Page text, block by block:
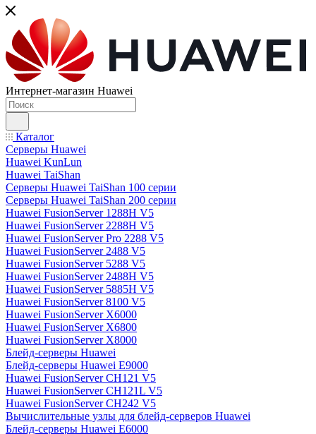
Интернет-магазин Huawei
Каталог
Серверы Huawei
Huawei KunLun
Huawei TaiShan
Серверы Huawei TaiShan 100 серии
Серверы Huawei TaiShan 200 серии
Huawei FusionServer 1288H V5
Huawei FusionServer 2288H V5
Huawei FusionServer Pro 2288 V5
Huawei FusionServer 2488 V5
Huawei FusionServer 5288 V5
Huawei FusionServer 2488H V5
Huawei FusionServer 5885H V5
Huawei FusionServer 8100 V5
Huawei FusionServer X6000
Huawei FusionServer X6800
Huawei FusionServer X8000
Блейд-серверы Huawei
Блейд-серверы Huawei E9000
Huawei FusionServer CH121 V5
Huawei FusionServer CH121L V5
Huawei FusionServer CH242 V5
Вычислительные узлы для блейд-серверов Huawei
Блейд-серверы Huawei E6000